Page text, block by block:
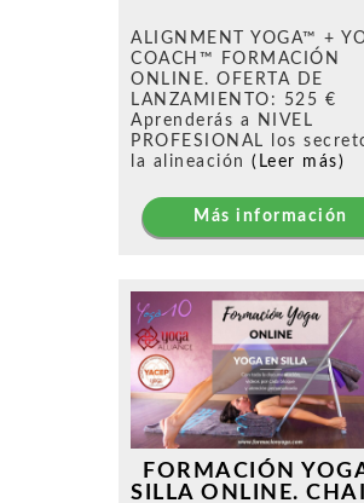
ALIGNMENT YOGA™ +
COACH™ FORMACIÓN
ONLINE. OFERTA DE
LANZAMIENTO: 525 €
Aprenderás a NIVEL
PROFESIONAL los
la alineación (Leer más)
Más información
FORMACIÓN
SILLA ONLINE.